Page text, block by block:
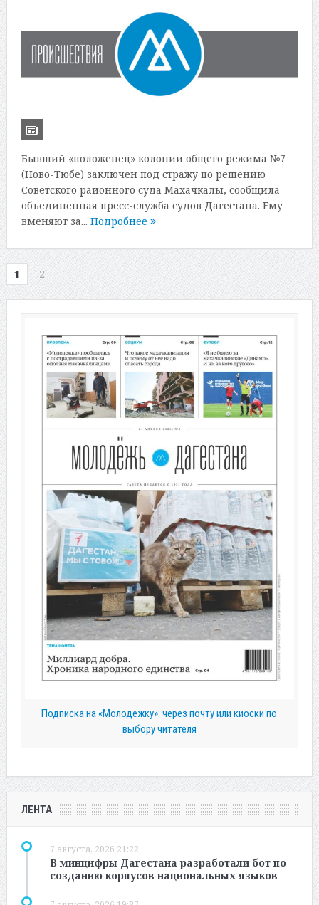
Бывший «положенец» колонии общего режима №7
(Ново-Тюбе) заключен под стражу по решению
Советского районного суда Махачкалы, сообщила
объединенная пресс-служба судов Дагестана. Ему
вменяют за... Подробнее
1 2
Подписка на «Молодежку»: через почту или киоски по
выбору читателя
ЛЕНТА
7 августа, 2026 21:22
В минцифры Дагестана разработали бот по
созданию корпусов национальных языков